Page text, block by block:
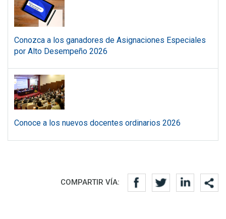
Conozca a los ganadores de Asignaciones Especiales
por Alto Desempeño 2026
Conoce a los nuevos docentes ordinarios 2026
Redes sociales
COMPARTIR VÍA: